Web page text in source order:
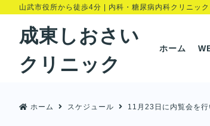
山武市役所から徒歩4分 | 内科・糖尿病内科クリニック
成東しおさい
クリニック
ホーム
ホーム スケジュール 11月23日に内覧会を行